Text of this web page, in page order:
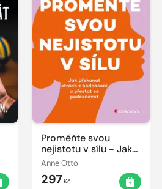
Proměňte svou
nejistotu v sílu - Jak
překonat strach z
hodnocení a přestat
se podceňovat
Anne Otto
297Kč